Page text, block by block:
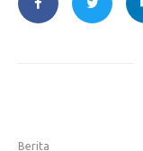
Berita